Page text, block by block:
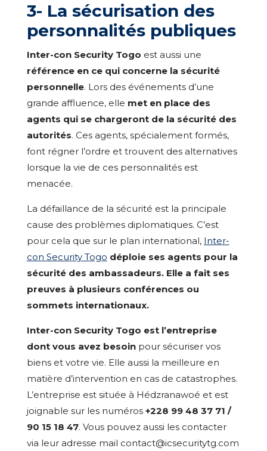
3- La sécurisation des
personnalités publiques
Inter-con Security Togo est aussi une
référence en ce qui concerne la sécurité
personnelle. Lors des événements d’une
grande affluence, elle met en place des
agents qui se chargeront de la sécurité des
autorités. Ces agents, spécialement formés,
font régner l’ordre et trouvent des alternatives
lorsque la vie de ces personnalités est
menacée.
La défaillance de la sécurité est la principale
cause des problèmes diplomatiques. C’est
pour cela que sur le plan international, Inter-
con Security Togo déploie ses agents pour la
sécurité des ambassadeurs. Elle a fait ses
preuves à plusieurs conférences ou
sommets internationaux.
Inter-con Security Togo est l’entreprise
dont vous avez besoinpour sécuriser vos
biens et votre vie. Elle aussi la meilleure en
matière d’intervention en cas de catastrophes.
L’entreprise est située à Hédzranawoé et est
joignable sur les numéros +228 99 48 37 71 /
90 15 18 47. Vous pouvez aussi les contacter
via leur adresse mail contact@icsecuritytg.com